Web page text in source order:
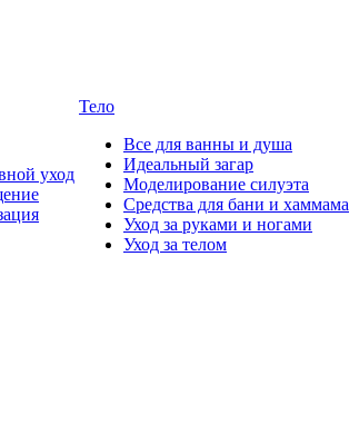
уход
Тело
Все для ванны и душа
Идеальный загар
Моделирование силуэта
Средства для бани и хаммама
Уход за руками и ногами
Уход за телом